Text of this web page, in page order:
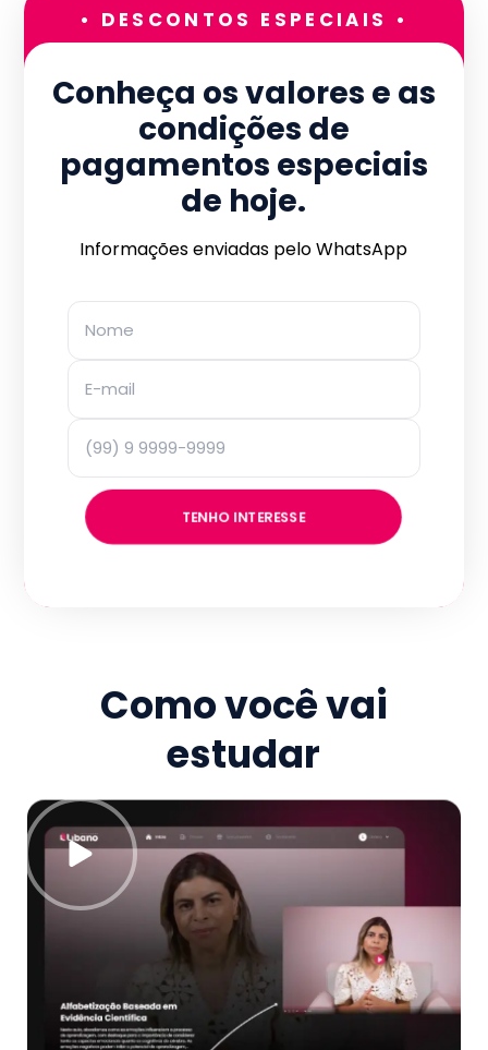
• DESCONTOS ESPECIAIS •
Conheça os valores e as
condições de
pagamentos especiais
de hoje.
Informações enviadas pelo WhatsApp
TENHO INTERESSE
Como você vai
estudar